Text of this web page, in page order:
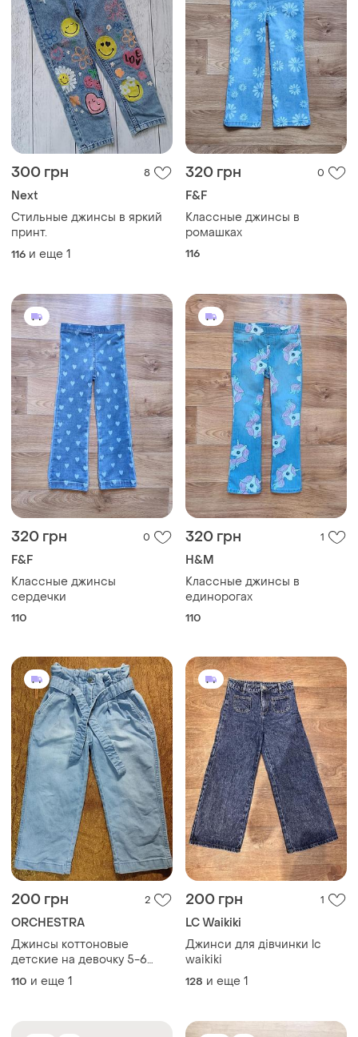
300 грн 8
Next
Стильные джинсы в яркий
принт.
116 и еще 1
320 грн 0
F&F
Классные джинсы в
ромашках
116
320 грн 0
F&F
Классные джинсы
сердечки
110
320 грн 1
H&M
Классные джинсы в
единорогах
110
200 грн 2
ORCHESTRA
Джинсы коттоновые
детские на девочку 5-6
года
110 и еще 1
200 грн 1
LC Waikiki
Джинси для дівчинки lc
waikiki
128 и еще 1